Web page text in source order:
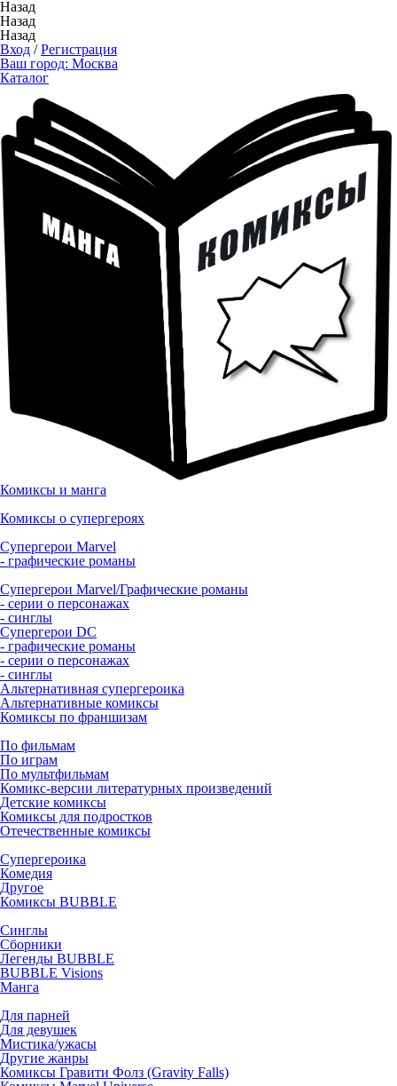
Назад
Назад
Назад
Вход /Регистрация
Ваш город: Москва
Каталог
Комиксы и манга
Комиксы о супергероях
Супергерои Marvel
- графические романы
Супергерои Marvel/Графические романы
- серии о персонажах
- синглы
Супергерои DC
- графические романы
- серии о персонажах
- синглы
Альтернативная супергероика
Альтернативные комиксы
Комиксы по франшизам
По фильмам
По играм
По мультфильмам
Комикс-версии литературных произведений
Детские комиксы
Комиксы для подростков
Отечественные комиксы
Супергероика
Комедия
Другое
Комиксы BUBBLE
Синглы
Сборники
Легенды BUBBLE
BUBBLE Visions
Манга
Для парней
Для девушек
Мистика/ужасы
Другие жанры
Комиксы Гравити Фолз (Gravity Falls)